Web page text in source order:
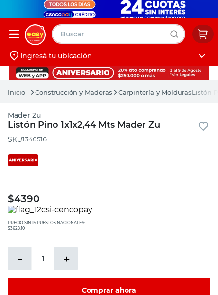
Buscar
Iniciá sesión
Ingresá tu ubicación
Construcción y Maderas Carpintería y MoldurasListón
Mader Zu
Listón Pino 1x1x2,44 Mts Mader Zu
:1340516
$4390
PRECIO SIN IMPUESTOS NACIONALES:
$3628,10
＋
－
Comprar ahora
muebles
pintura
escritorio
puertas